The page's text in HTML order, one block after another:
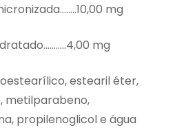
mg
mg
estearil éter,
metilparabeno,
propilenoglicol e água